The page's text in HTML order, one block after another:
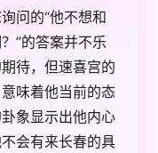
问的“他不想和
”的答案并不乐
待，但速喜宫的
味着他当前的态
象显示出他内心
会有来长春的具